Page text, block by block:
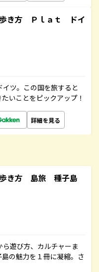
き方 Ｐｌａｔ ドイ
ツ。この国を旅すると
いことをピックアップ！
詳細を見る
き方 島旅 種子島
遊び方、カルチャーま
の魅力を１冊に凝縮。さ